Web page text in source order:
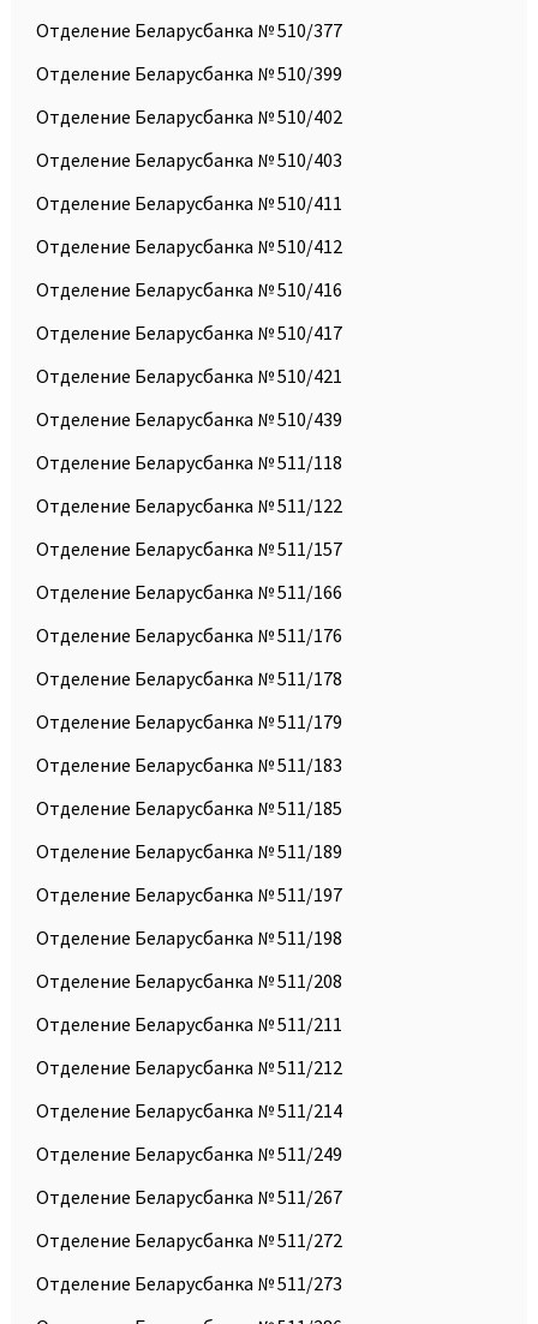
Отделение Беларусбанка № 510/377
Отделение Беларусбанка № 510/399
Отделение Беларусбанка № 510/402
Отделение Беларусбанка № 510/403
Отделение Беларусбанка № 510/411
Отделение Беларусбанка № 510/412
Отделение Беларусбанка № 510/416
Отделение Беларусбанка № 510/417
Отделение Беларусбанка № 510/421
Отделение Беларусбанка № 510/439
Отделение Беларусбанка № 511/118
Отделение Беларусбанка № 511/122
Отделение Беларусбанка № 511/157
Отделение Беларусбанка № 511/166
Отделение Беларусбанка № 511/176
Отделение Беларусбанка № 511/178
Отделение Беларусбанка № 511/179
Отделение Беларусбанка № 511/183
Отделение Беларусбанка № 511/185
Отделение Беларусбанка № 511/189
Отделение Беларусбанка № 511/197
Отделение Беларусбанка № 511/198
Отделение Беларусбанка № 511/208
Отделение Беларусбанка № 511/211
Отделение Беларусбанка № 511/212
Отделение Беларусбанка № 511/214
Отделение Беларусбанка № 511/249
Отделение Беларусбанка № 511/267
Отделение Беларусбанка № 511/272
Отделение Беларусбанка № 511/273